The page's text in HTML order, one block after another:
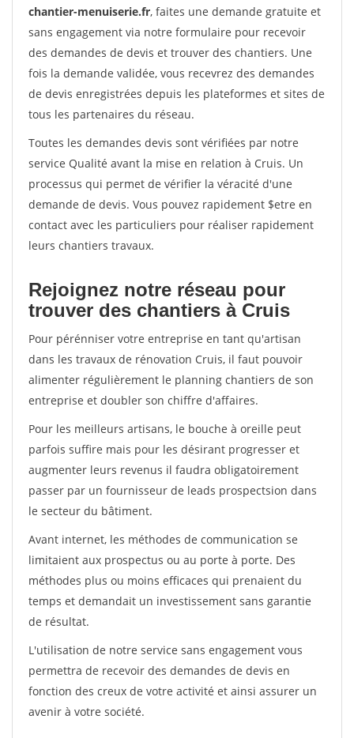
chantier-menuiserie.fr, faites une demande gratuite et
sans engagement via notre formulaire pour recevoir
des demandes de devis et trouver des chantiers. Une
fois la demande validée, vous recevrez des demandes
de devis enregistrées depuis les plateformes et sites de
tous les partenaires du réseau.
Toutes les demandes devis sont vérifiées par notre
service Qualité avant la mise en relation à Cruis. Un
processus qui permet de vérifier la véracité d'une
demande de devis. Vous pouvez rapidement $etre en
contact avec les particuliers pour réaliser rapidement
leurs chantiers travaux.
Rejoignez notre réseau pour
trouver des chantiers à Cruis
Pour pérénniser votre entreprise en tant qu'artisan
dans les travaux de rénovation Cruis, il faut pouvoir
alimenter régulièrement le planning chantiers de son
entreprise et doubler son chiffre d'affaires.
Pour les meilleurs artisans, le bouche à oreille peut
parfois suffire mais pour les désirant progresser et
augmenter leurs revenus il faudra obligatoirement
passer par un fournisseur de leads prospectsion dans
le secteur du bâtiment.
Avant internet, les méthodes de communication se
limitaient aux prospectus ou au porte à porte. Des
méthodes plus ou moins efficaces qui prenaient du
temps et demandait un investissement sans garantie
de résultat.
L'utilisation de notre service sans engagement vous
permettra de recevoir des demandes de devis en
fonction des creux de votre activité et ainsi assurer un
avenir à votre société.